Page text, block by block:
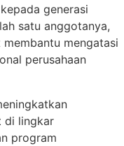
generasi
satu anggotanya,
mengatasi
perusahaan
di lingkar
program